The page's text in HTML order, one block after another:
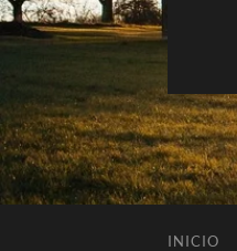
INICIO